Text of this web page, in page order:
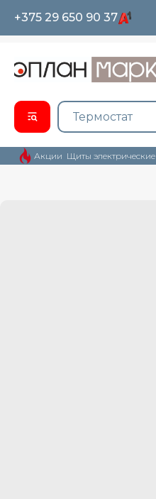
+375 29 650 90 37
Акции Щиты электрические